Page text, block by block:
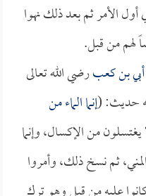
الأمر ثم بعد ذلك نهوا
لهم من قبل.
أبي بن كعبرضي الله تعالى
حديث: (إنما الماء من
من الإكسال، وإنما
ثم نسخ ذلك، وأمروا